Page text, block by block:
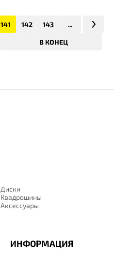
141 142 143 ...
В КОНЕЦ
Диски
Квадрошины
Аксессуары
ИНФОРМАЦИЯ